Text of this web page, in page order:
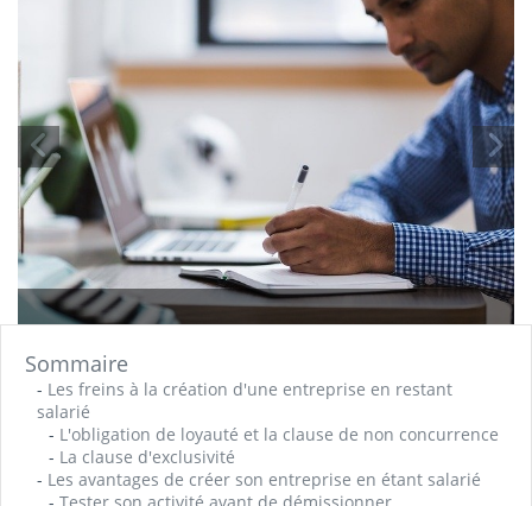
Sommaire
- Les freins à la création d'une entreprise en restant
salarié
- L'obligation de loyauté et la clause de non concurrence
- La clause d'exclusivité
- Les avantages de créer son entreprise en étant salarié